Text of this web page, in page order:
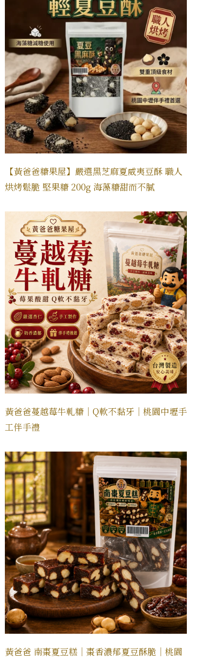
【黃爸爸糖果屋】嚴選黑芝麻夏威夷豆酥 職人
烘烤鬆脆 堅果糖 200g 海藻糖甜而不膩
黃爸爸蔓越莓牛軋糖｜Q軟不黏牙｜桃園中壢手
工伴手禮
黃爸爸 南棗夏豆糕｜棗香濃郁夏豆酥脆｜桃園